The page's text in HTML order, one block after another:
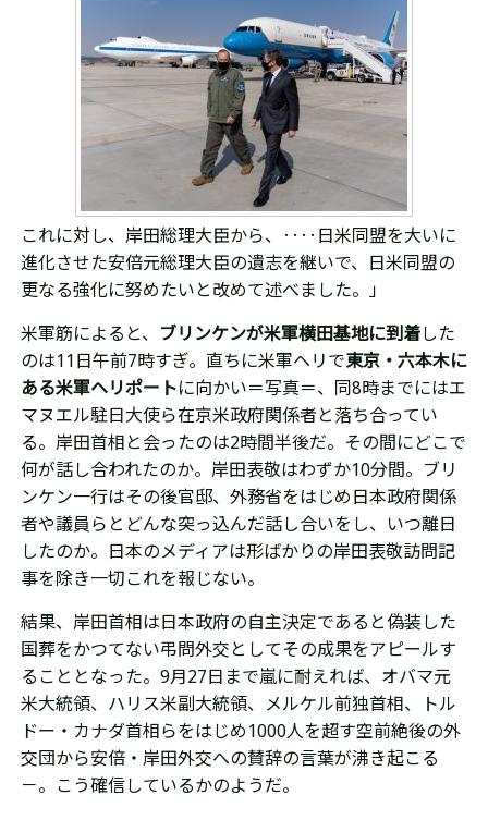
これに対し、岸田総理大臣から、‥‥日米同盟を大いに
進化させた安倍元総理大臣の遺志を継いで、日米同盟の
更なる強化に努めたいと改めて述べました。」
米軍筋によると、 ブリンケンが米軍横田基地に到着した
のは11日午前7時すぎ。直ちに米軍ヘリで東京・六本木に
ある米軍ヘリポートに向かい＝写真＝、同8時までにはエ
マヌエル駐日大使ら在京米政府関係者と落ち合ってい
る。岸田首相と会ったのは2時間半後だ。その間にどこで
何が話し合われたのか。岸田表敬はわずか10分間。ブリ
ンケン一行はその後官邸、外務省をはじめ日本政府関係
者や議員らとどんな突っ込んだ話し合いをし、いつ離日
したのか。日本のメディアは形ばかりの岸田表敬訪問記
事を除き一切これを報じない。
結果、岸田首相は日本政府の自主決定であると偽装した
国葬をかつてない弔問外交としてその成果をアピールす
ることとなった。 9月27日まで嵐に耐えれば、オバマ元
米大統領、ハリス米副大統領、メルケル前独首相、トル
ドー・カナダ首相らをはじめ1000人を超す空前絶後の外
交団から安倍・岸田外交への賛辞の言葉が沸き起こる
－。こう確信しているかのようだ。